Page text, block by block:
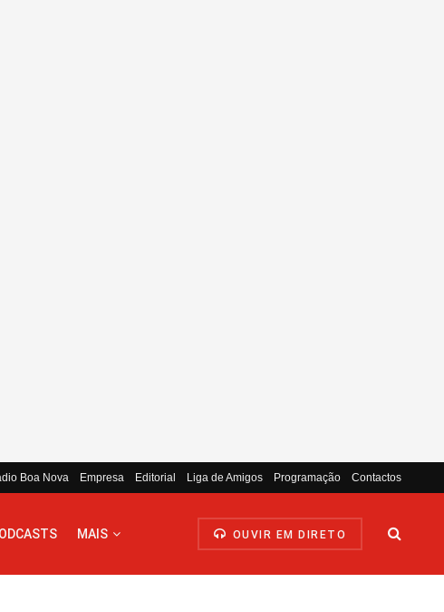
Boa Nova Empresa Editorial Liga de Amigos Programação Contactos
MAIS OUVIR EM DIRETO